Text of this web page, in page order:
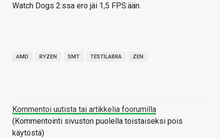
Watch Dogs 2:ssa ero jäi 1,5 FPS:ään.
AMD RYZEN SMT TESTILABRA ZEN
Kommentoi uutista tai artikkelia foorumilla
(Kommentointi sivuston puolella toistaiseksi pois
käytöstä)